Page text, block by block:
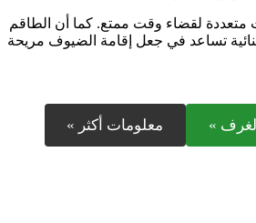
متعددة لقضاء وقت ممتع. كما أن الطاقم
تساعد في جعل إقامة الضيوف مريحة
» معلومات أكثر »